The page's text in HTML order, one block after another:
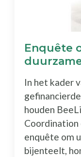
Enquête
In het kader
houden
Coordination
enquête om
bijenteelt,